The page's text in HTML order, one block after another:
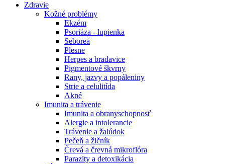
Zdravie
Kožné problémy
Ekzém
Psoriáza - lupienka
Seborea
Plesne
Herpes a bradavice
Pigmentové škvrny
Rany, jazvy a popáleniny
Strie a celulitída
Akné
Imunita a trávenie
Imunita a obranyschopnosť
Alergie a intolerancie
Trávenie a žalúdok
Pečeň a žlčník
Črevá a črevná mikroflóra
Parazity a detoxikácia